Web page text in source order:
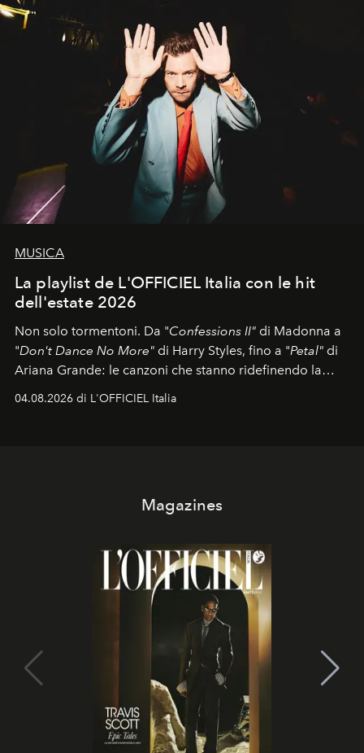
MUSICA
La playlist de L'OFFICIEL Italia con le hit
dell'estate 2026
Non solo tormentoni. Da "Confessions II" di Madonna a
"Don't Dance No More" di Harry Styles, fino a "Petal" di
Ariana Grande: le canzoni che stanno ridefinendo la
04.08.2026 di L'OFFICIEL Italia
Magazines